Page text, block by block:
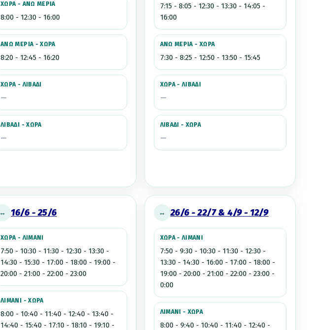
ΧΩΡΑ - ΑΝΩ ΜΕΡΙΑ
8:00 - 12:30 - 16:00
ΑΝΩ ΜΕΡΙΑ - ΧΩΡΑ
8:20 - 12:45 - 16:20
ΧΩΡΑ - ΛΙΒΑΔΙ
—
ΛΙΒΑΔΙ - ΧΩΡΑ
—
7:15 - 8:05 - 12:30 - 13:30 - 14:05 -
16:00
ΑΝΩ ΜΕΡΙΑ - ΧΩΡΑ
7:30 - 8:25 - 12:50 - 13:50 - 15:45
ΧΩΡΑ - ΛΙΒΑΔΙ
—
ΛΙΒΑΔΙ - ΧΩΡΑ
—
↔ 16/6 - 25/6
ΧΩΡΑ - ΛΙΜΑΝΙ
7:50 - 10:30 - 11:30 - 12:30 - 13:30 -
14:30 - 15:30 - 17:00 - 18:00 - 19:00 -
20:00 - 21:00 - 22:00 - 23:00
ΛΙΜΑΝΙ - ΧΩΡΑ
8:00 - 10:40 - 11:40 - 12:40 - 13:40 -
14:40 - 15:40 - 17:10 - 18:10 - 19:10 -
↔ 26/6 - 22/7 & 4/9 - 12/9
ΧΩΡΑ - ΛΙΜΑΝΙ
7:50 - 9:30 - 10:30 - 11:30 - 12:30 -
13:30 - 14:30 - 16:00 - 17:00 - 18:00 -
19:00 - 20:00 - 21:00 - 22:00 - 23:00 -
0:00
ΛΙΜΑΝΙ - ΧΩΡΑ
8:00 - 9:40 - 10:40 - 11:40 - 12:40 -